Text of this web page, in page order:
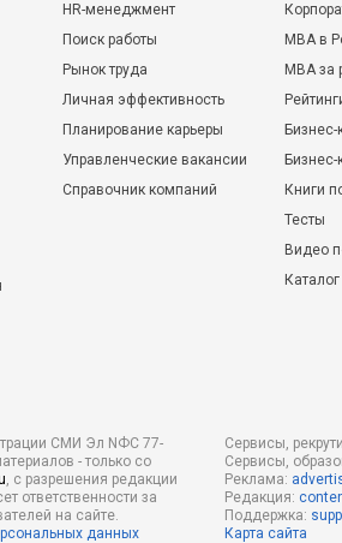
HR-менеджмент
Поиск работы
Рынок труда
Личная эффективность
Планирование карьеры
Управленческие вакансии
Справочник компаний
MBA в
MBA
Бизнес-
Книги
Тесты
Видео
СМИ Эл NФС 77-
- только со
, с разрешения редакции
ответственности за
на сайте.
данных
Сервисы,
Сервисы,
Реклама:
Редакция:
Поддержка:
Карта сайта